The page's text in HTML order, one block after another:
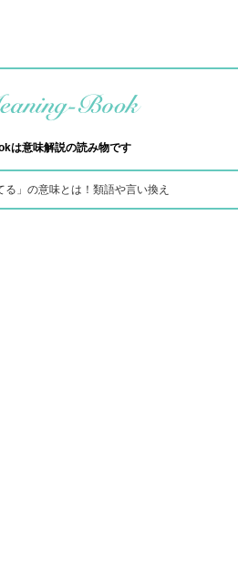
は意味解説の読み物です
る」の意味とは！類語や言い換え